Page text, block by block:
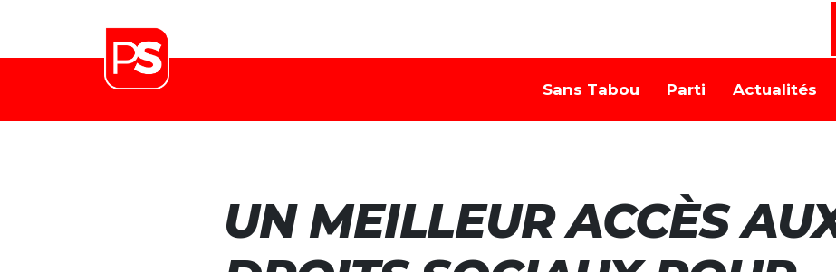
Sans Tabou Parti Actualités
UN MEILLEUR ACCÈS